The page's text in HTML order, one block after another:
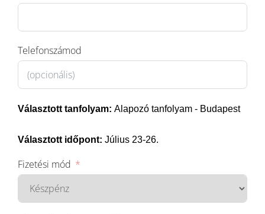
Telefonszámod
Választott tanfolyam: Alapozó tanfolyam - Budapest
Választott időpont: Július 23-26.
Fizetési mód